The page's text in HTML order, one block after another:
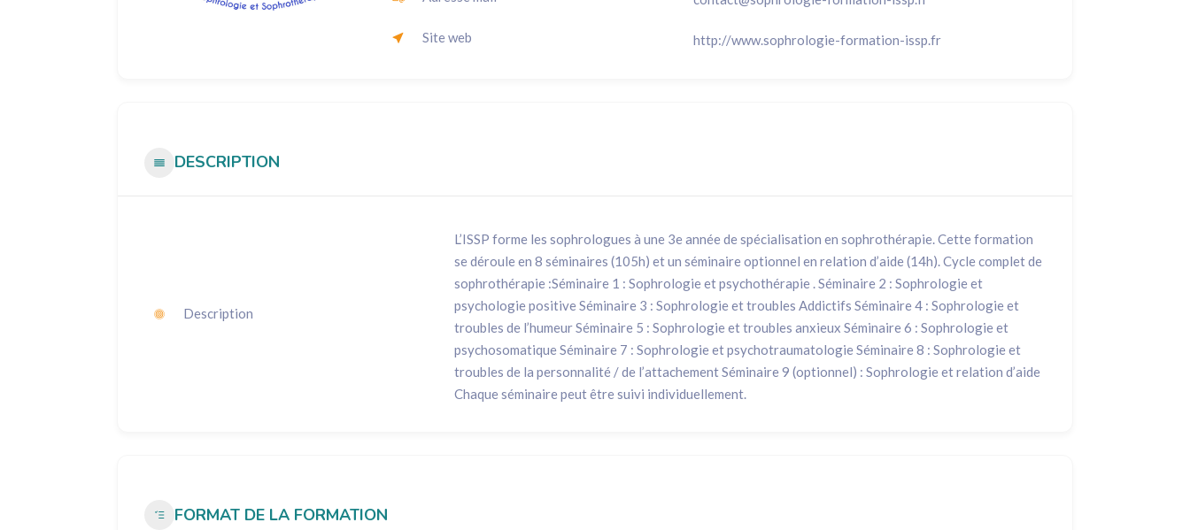
Site web http://www.sophrologie-formation-issp.fr
DESCRIPTION
Description
L’ISSP forme les sophrologues à une 3e année de spécialisation en sophrothérapie. Cette formation
se déroule en 8 séminaires (105h) et un séminaire optionnel en relation d’aide (14h). Cycle complet de
sophrothérapie :Séminaire 1 : Sophrologie et psychothérapie . Séminaire 2 : Sophrologie et
psychologie positive Séminaire 3 : Sophrologie et troubles Addictifs Séminaire 4 : Sophrologie et
troubles de l’humeur Séminaire 5 : Sophrologie et troubles anxieux Séminaire 6 : Sophrologie et
psychosomatique Séminaire 7 : Sophrologie et psychotraumatologie Séminaire 8 : Sophrologie et
troubles de la personnalité / de l’attachement Séminaire 9 (optionnel) : Sophrologie et relation d’aide
Chaque séminaire peut être suivi individuellement.
FORMAT DE LA FORMATION